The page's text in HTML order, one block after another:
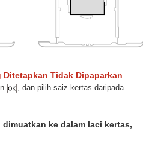
Ditetapkan Tidak Dipaparkan
, dan pilih saiz kertas daripada
ke dalam laci kertas,